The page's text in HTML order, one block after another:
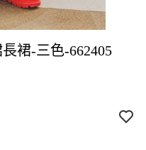
裙-三色-662405